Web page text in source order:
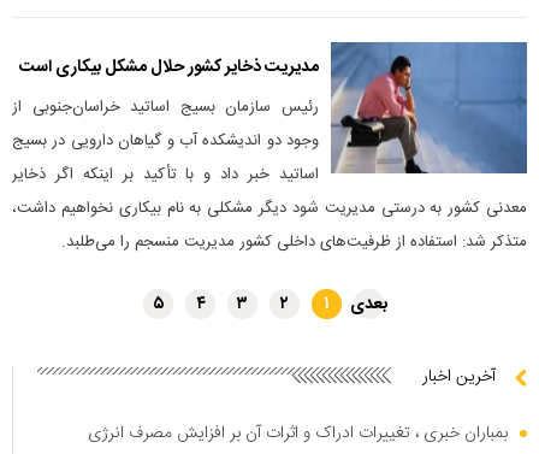
مدیریت ذخایر کشور حلال مشکل بیکاری است
رئیس سازمان بسیج اساتید خراسان‌جنوبی از
وجود دو اندیشکده آب و گیاهان دارویی در بسیج
اساتید خبر داد و با تأکید بر اینکه اگر ذخایر
معدنی کشور به درستی مدیریت شود دیگر مشکلی به نام بیکاری نخواهیم داشت،
متذکر شد: استفاده از ظرفیت‌های داخلی کشور مدیریت منسجم را می‌طلبد.
بعدی ۱ ۲ ۳ ۴ ۵
آخرین اخبار
بمباران خبری ، تغییرات ادراک و اثرات آن بر افزایش مصرف انرژی